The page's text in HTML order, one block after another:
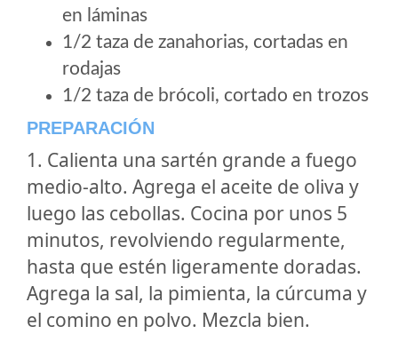
en láminas
1/2 taza de zanahorias, cortadas en
rodajas
1/2 taza de brócoli, cortado en trozos
PREPARACIÓN
1. Calienta una sartén grande a fuego
medio-alto. Agrega el aceite de oliva y
luego las cebollas. Cocina por unos 5
minutos, revolviendo regularmente,
hasta que estén ligeramente doradas.
Agrega la sal, la pimienta, la cúrcuma y
el comino en polvo. Mezcla bien.